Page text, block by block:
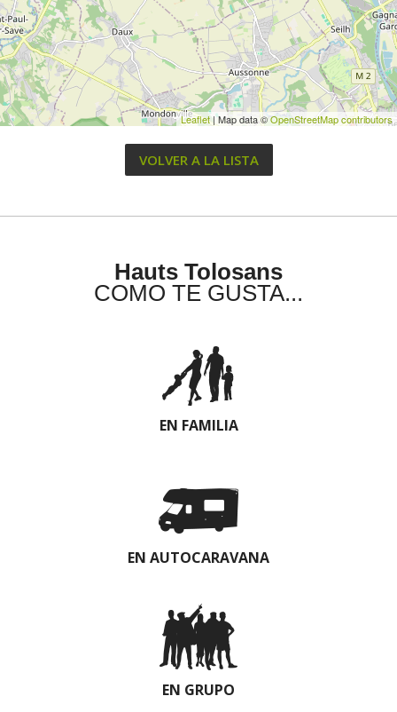
Leaflet| Map data ©OpenStreetMap contributors
VOLVER A LA LISTA
Hauts Tolosans
COMO TE GUSTA...
EN FAMILIA
EN AUTOCARAVANA
EN GRUPO